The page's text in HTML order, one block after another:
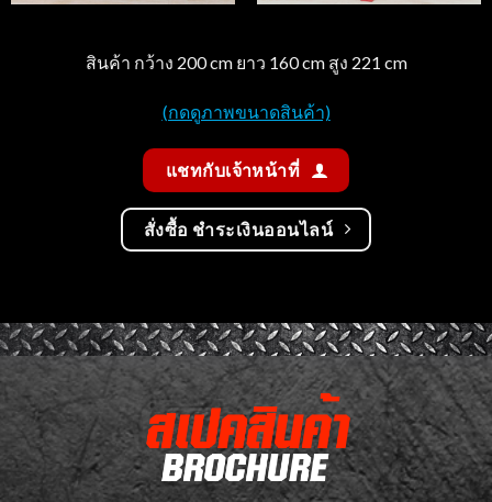
สินค้า กว้าง 200 cm ยาว 160 cm สูง 221 cm
(กดดูภาพขนาดสินค้า)
แชทกับเจ้าหน้าที่
สั่งซื้อ ชำระเงินออนไลน์